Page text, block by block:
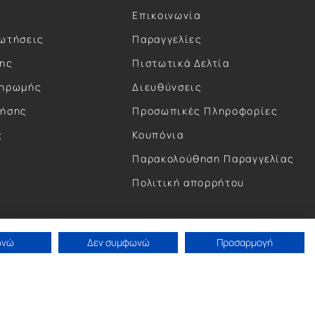
Επικοινωνία
Παραγγελίες
Πιστωτικά Δελτία
Διευθύνσεις
Προσωπικές Πληροφορίες
Κουπόνια
Παρακολούθηση Παραγγελίας
Πολιτική απορρήτου
Δεν συμφωνώ Προσαρμογή